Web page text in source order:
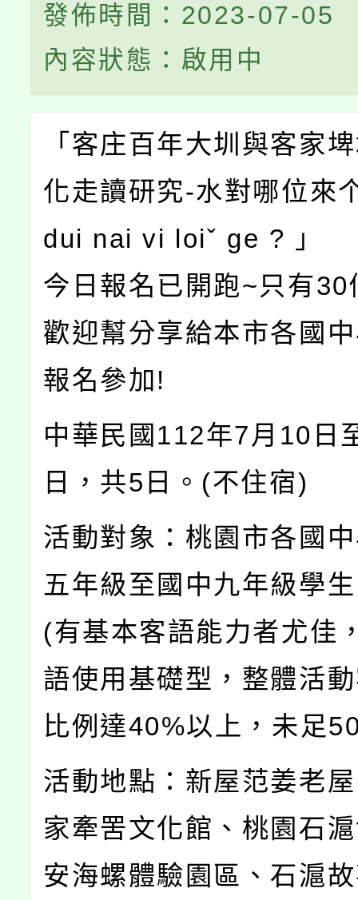
發佈時間：2023-07-05
內容狀態：啟用中
「客庄百年大圳與客家
化走讀研究-水對哪位來
dui nai vi loiˇ ge ? 」
今日報名已開跑~只有30
歡迎幫分享給本市各國
報名參加!
中華民國112年7月10日
日，共5日。(不住宿)
活動對象：桃園市各國
五年級至國中九年級學
(有基本客語能力者尤佳
語使用基礎型，整體活
比例達40%以上，未足
活動地點：新屋范姜老
家牽罟文化館、桃園石
安海螺體驗園區、石滬